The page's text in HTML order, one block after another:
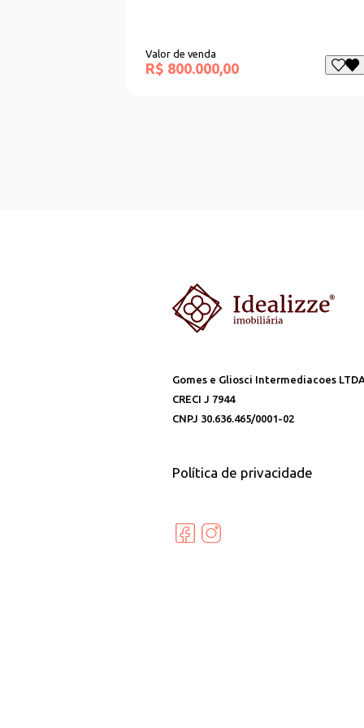
Valor de venda
R$ 800.000,00
Gomes e Gliosci Intermediacoes
CRECI J 7944
CNPJ 30.636.465/0001-02
Política de privacidade